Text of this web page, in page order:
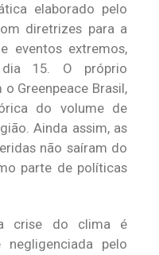
elaborado pelo
diretrizes para a
eventos extremos,
15. O próprio
Greenpeace Brasil,
do volume de
Ainda assim, as
não saíram do
parte de políticas
crise do clima é
negligenciada pelo